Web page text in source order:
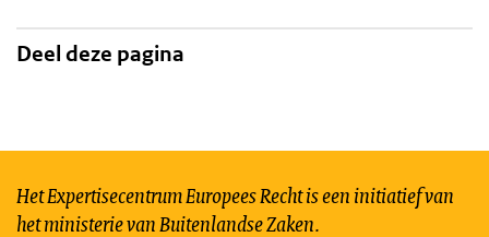
Deel deze pagina
Het Expertisecentrum Europees Recht is een initiatief van
het ministerie van Buitenlandse Zaken.